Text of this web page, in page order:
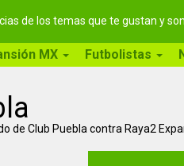
de los temas que te gustan y
MX Futbolistas
de Club Puebla contra Raya2